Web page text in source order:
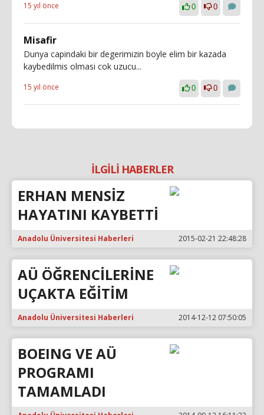
15 yıl önce 0 0
Misafir
Dunya capindaki bir degerimizin boyle elim bir kazada
kaybedilmis olmasi cok uzucu...
15 yıl önce 0 0
İLGİLİ HABERLER
ERHAN MENSİZ
HAYATINI KAYBETTİ
Anadolu Üniversitesi Haberleri 2015-02-21 22:48:28
AÜ ÖĞRENCİLERİNE
UÇAKTA EĞİTİM
Anadolu Üniversitesi Haberleri 2014-12-12 07:50:05
BOEING VE AÜ
PROGRAMI
TAMAMLADI